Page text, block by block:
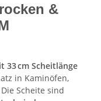
&
33 cm Scheitlänge
in Kaminöfen,
Scheite sind